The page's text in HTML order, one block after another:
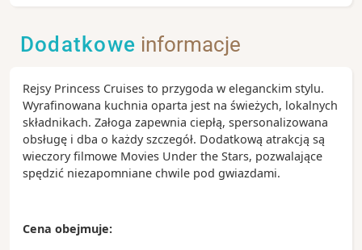
Dodatkowe informacje
Rejsy Princess Cruises to przygoda w eleganckim stylu.
Wyrafinowana kuchnia oparta jest na świeżych, lokalnych
składnikach. Załoga zapewnia ciepłą, spersonalizowana
obsługę i dba o każdy szczegół. Dodatkową atrakcją są
wieczory filmowe Movies Under the Stars, pozwalające
spędzić niezapomniane chwile pod gwiazdami.
Cena obejmuje: